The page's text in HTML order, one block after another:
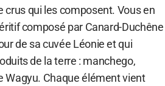
crus qui les composent. Vous en
composé par Canard-Duchêne
de sa cuvée Léonie et qui
de la terre : manchego,
Wagyu. Chaque élément vient